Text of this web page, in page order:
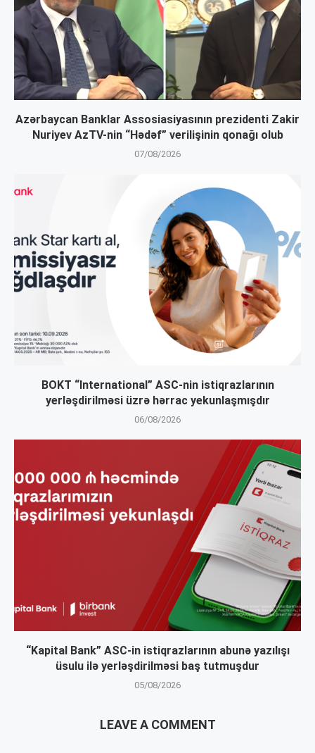
Azərbaycan Banklar Assosiasiyasının prezidenti Zakir
Nuriyev AzTV-nin “Hədəf” verilişinin qonağı olub
07/08/2026
BOKT “International” ASC-nin istiqrazlarının
yerləşdirilməsi üzrə hərrac yekunlaşmışdır
06/08/2026
“Kapital Bank” ASC-in istiqrazlarının abunə yazılışı
üsulu ilə yerləşdirilməsi baş tutmuşdur
05/08/2026
LEAVE A COMMENT